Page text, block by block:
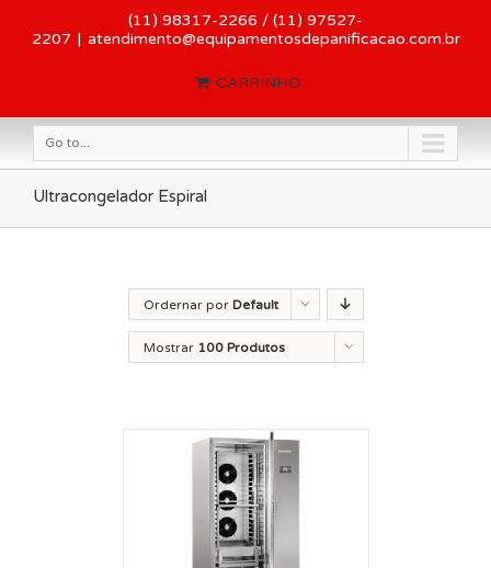
(11) 98317-2266 / (11) 97527-
2207 | atendimento@equipamentosdepanificacao.com.br
CARRINHO
Go to...
Ultracongelador Espiral
Ordernar por Default
Order
Mostrar 100 Produtos